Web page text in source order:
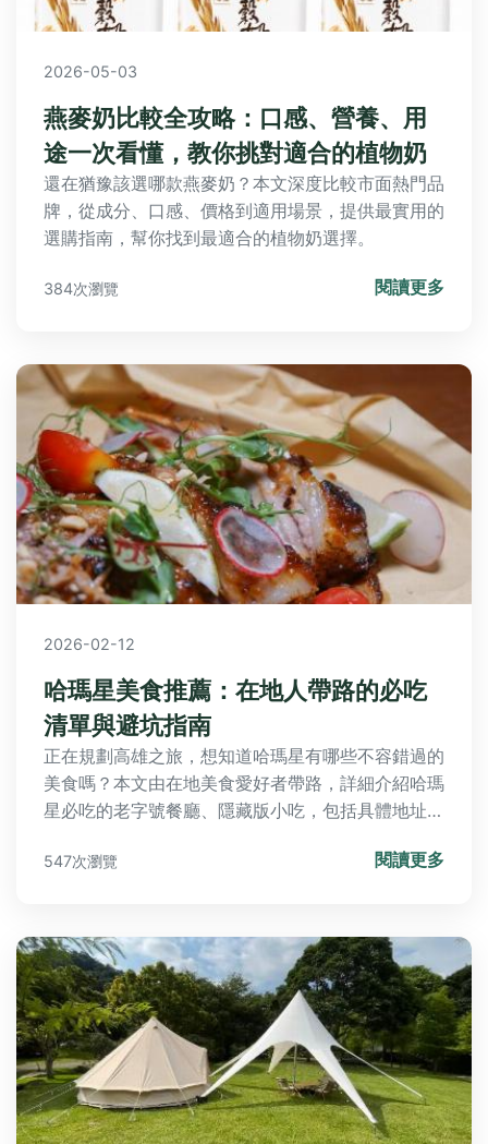
2026-05-03
燕麥奶比較全攻略：口感、營養、用
途一次看懂，教你挑對適合的植物奶
還在猶豫該選哪款燕麥奶？本文深度比較市面熱門品
牌，從成分、口感、價格到適用場景，提供最實用的
選購指南，幫你找到最適合的植物奶選擇。
384次瀏覽 閱讀更多
2026-02-12
哈瑪星美食推薦：在地人帶路的必吃
清單與避坑指南
正在規劃高雄之旅，想知道哈瑪星有哪些不容錯過的
美食嗎？本文由在地美食愛好者帶路，詳細介紹哈瑪
星必吃的老字號餐廳、隱藏版小吃，包括具體地址、
受最道地的美味。
547次瀏覽 閱讀更多